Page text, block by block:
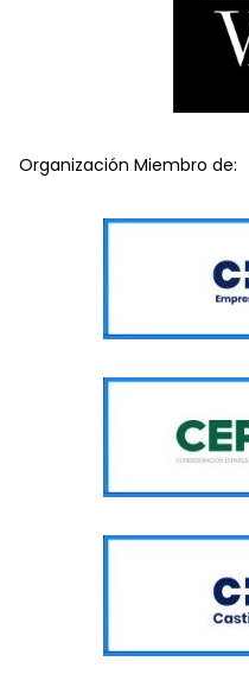
Organización Miembro de: